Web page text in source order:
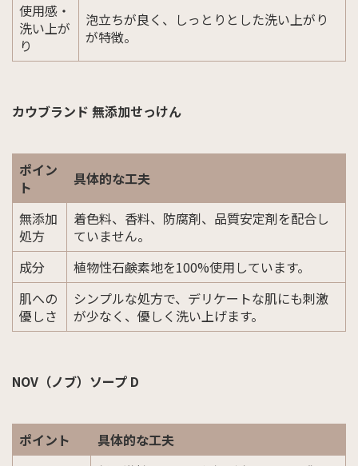
使用感・
洗い上が
り
泡立ちが良く、しっとりとした洗い上がり
が特徴。
カウブランド 無添加せっけん
ポイン
ト
具体的な工夫
無添加
処方
着色料、香料、防腐剤、品質安定剤を配合し
ていません。
成分
植物性石鹸素地を100%使用しています。
肌への
優しさ
シンプルな処方で、デリケートな肌にも刺激
が少なく、優しく洗い上げます。
NOV（ノブ）ソープ D
ポイント
具体的な工夫